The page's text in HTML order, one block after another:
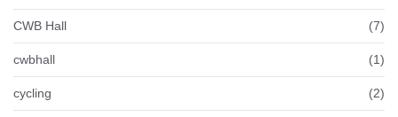
CWB Hall (7)
cwbhall (1)
cycling (2)